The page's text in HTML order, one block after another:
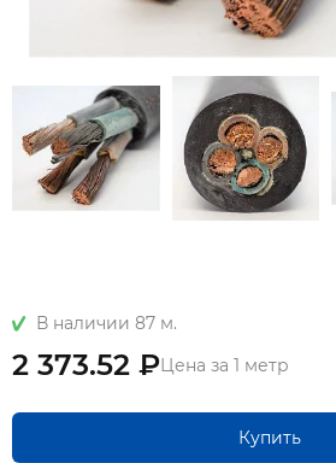
В наличии 87 м.
2 373.52 ₽Цена за 1 метр
Купить